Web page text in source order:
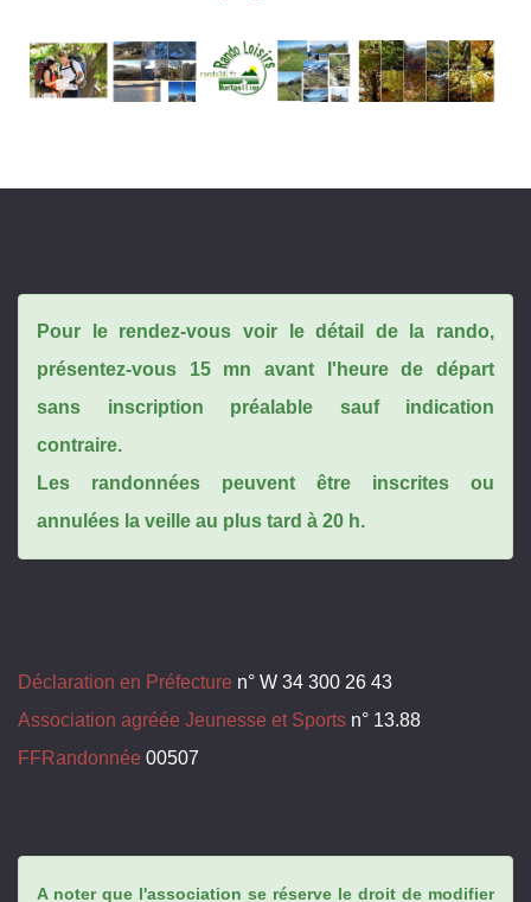
Pour le rendez-vous voir le détail de la rando,
présentez-vous 15 mn avant l'heure de départ
sans inscription préalable sauf indication
contraire.
Les randonnées peuvent être inscrites ou
annulées la veille au plus tard à 20 h.
Déclaration en Préfecture n° W 34 300 26 43
Association agréée Jeunesse et Sports n° 13.88
FFRandonnée 00507
A noter que l'association se réserve le droit de modifier